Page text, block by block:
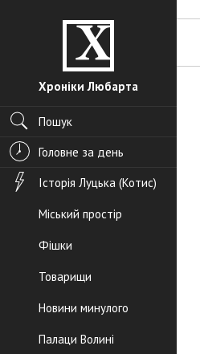
Хроніки Любарта
Пошук
Головне за день
Історія Луцька (Котис)
Міський простір
Фішки
Товарищи
Новини минулого
Палаци Волині